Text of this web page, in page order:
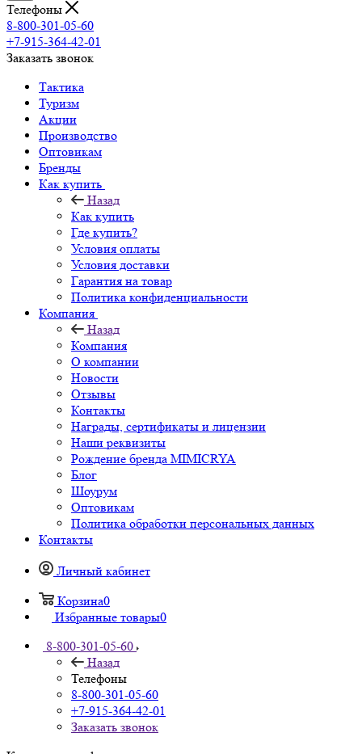
Телефоны
8-800-301-05-60
+7-915-364-42-01
Заказать звонок
Тактика
Туризм
Акции
Производство
Оптовикам
Бренды
Как купить
Назад
Как купить
Где купить?
Условия оплаты
Условия доставки
Гарантия на товар
Политика конфиденциальности
Компания
Назад
Компания
О компании
Новости
Отзывы
Контакты
Награды, сертификаты и лицензии
Наши реквизиты
Рождение бренда MIMICRYA
Блог
Шоурум
Оптовикам
Политика обработки персональных данных
Контакты
Личный кабинет
Корзина0
Избранные товары0
8-800-301-05-60
Назад
Телефоны
8-800-301-05-60
+7-915-364-42-01
Заказать звонок